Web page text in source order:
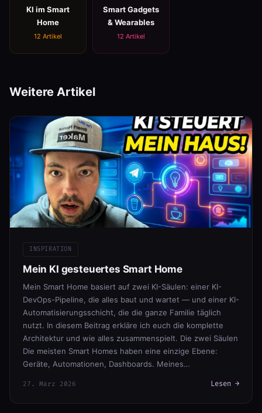
KI im Smart
Home
12 Artikel
Smart Gadgets
& Wearables
12 Artikel
Weitere Artikel
INSPIRATION
Mein KI gesteuertes Smart Home
Mein Smart Home basiert auf zwei KI-Säulen: einer KI-
DevOps-Pipeline, die alles baut und wartet — und einer KI-
Automatisierungsschicht, die die ganze Familie täglich
nutzt. In diesem Beitrag erkläre ich euch die komplette
Architektur und wie alles zusammenspielt. Die zwei Säulen
Die meisten Smart Homes haben eine einzige Ebene:
Geräte, Automationen, Dashboards. Meines…
27. März 2026 Lesen →